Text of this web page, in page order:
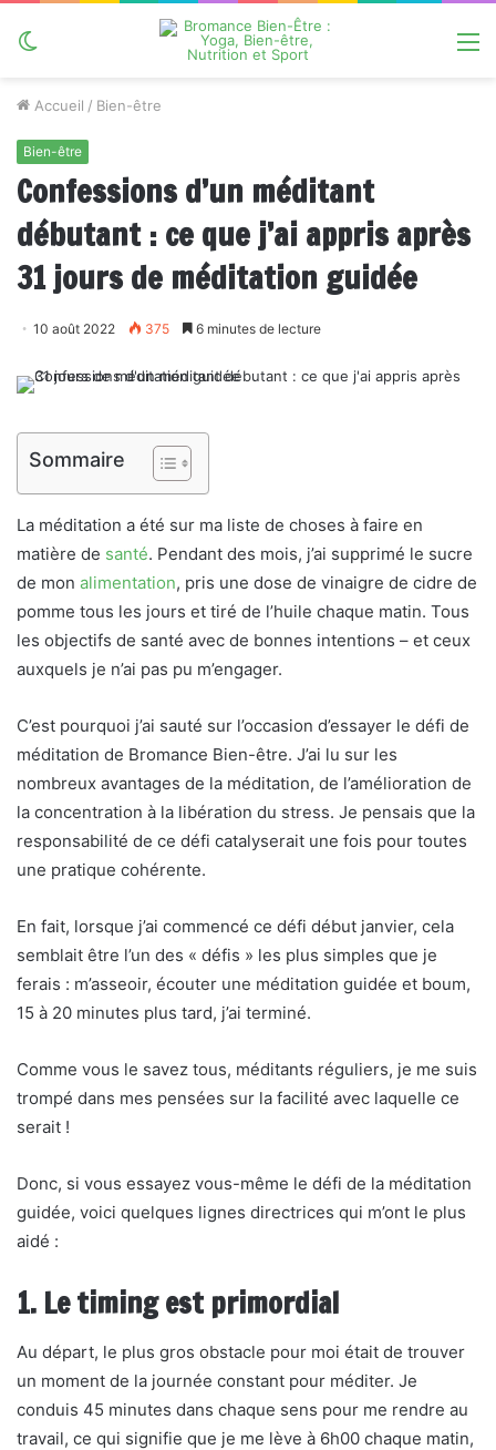
Accueil / Bien-être
Bien-être
Confessions d’un méditant
débutant : ce que j’ai appris après
31 jours de méditation guidée
10 août 2022 375 6 minutes de lecture
Sommaire
La méditation a été sur ma liste de choses à faire en
matière de santé. Pendant des mois, j’ai supprimé le sucre
de mon alimentation, pris une dose de vinaigre de cidre de
pomme tous les jours et tiré de l’huile chaque matin. Tous
les objectifs de santé avec de bonnes intentions – et ceux
auxquels je n’ai pas pu m’engager.
C’est pourquoi j’ai sauté sur l’occasion d’essayer le défi de
méditation de Bromance Bien-être. J’ai lu sur les
nombreux avantages de la méditation, de l’amélioration de
la concentration à la libération du stress. Je pensais que la
responsabilité de ce défi catalyserait une fois pour toutes
une pratique cohérente.
En fait, lorsque j’ai commencé ce défi début janvier, cela
semblait être l’un des « défis » les plus simples que je
ferais : m’asseoir, écouter une méditation guidée et boum,
15 à 20 minutes plus tard, j’ai terminé.
Comme vous le savez tous, méditants réguliers, je me suis
trompé dans mes pensées sur la facilité avec laquelle ce
serait !
Donc, si vous essayez vous-même le défi de la méditation
guidée, voici quelques lignes directrices qui m’ont le plus
aidé :
1. Le timing est primordial
Au départ, le plus gros obstacle pour moi était de trouver
un moment de la journée constant pour méditer. Je
conduis 45 minutes dans chaque sens pour me rendre au
travail, ce qui signifie que je me lève à 6h00 chaque matin,